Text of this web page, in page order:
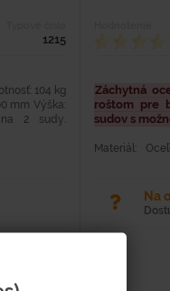
1215
104 kg
mm Výška:
na 2 sudy.
Záchytná
roštom pre
sudov s
Materiál:
lakovaná Na